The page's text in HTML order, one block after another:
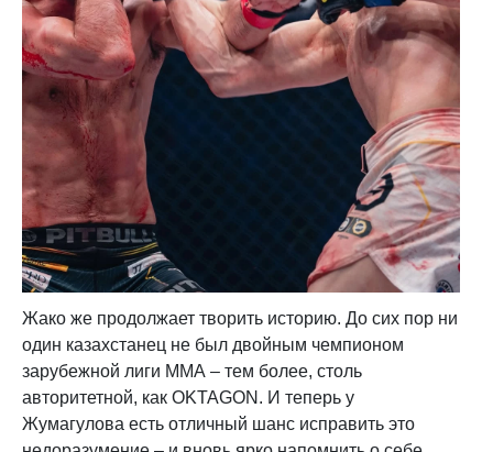
Жако же продолжает творить историю. До сих пор ни
один казахстанец не был двойным чемпионом
зарубежной лиги ММА – тем более, столь
авторитетной, как OKTAGON. И теперь у
Жумагулова есть отличный шанс исправить это